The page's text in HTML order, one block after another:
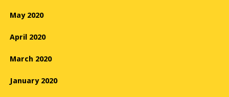
May 2020
April 2020
March 2020
January 2020